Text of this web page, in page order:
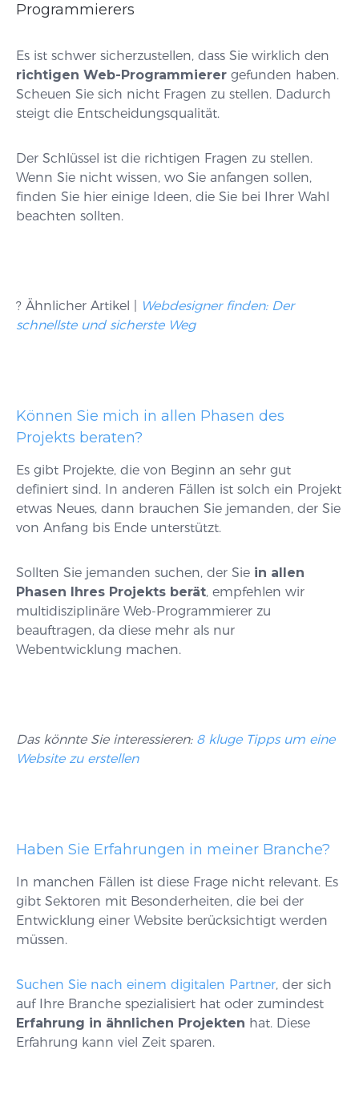
Programmierers
Es ist schwer sicherzustellen, dass Sie wirklich den
richtigen Web-Programmierer gefunden haben.
Scheuen Sie sich nicht Fragen zu stellen. Dadurch
steigt die Entscheidungsqualität.
Der Schlüssel ist die richtigen Fragen zu stellen.
Wenn Sie nicht wissen, wo Sie anfangen sollen,
finden Sie hier einige Ideen, die Sie bei Ihrer Wahl
beachten sollten.
? Ähnlicher Artikel |
Webdesigner finden: Der
schnellste und sicherste Weg
Können Sie mich in allen Phasen des
Projekts beraten?
Es gibt Projekte, die von Beginn an sehr gut
definiert sind. In anderen Fällen ist solch ein Projekt
etwas Neues, dann brauchen Sie jemanden, der Sie
von Anfang bis Ende unterstützt.
Sollten Sie jemanden suchen, der Sie in allen
Phasen Ihres Projekts berät, empfehlen wir
multidisziplinäre Web-Programmierer zu
beauftragen, da diese mehr als nur
Webentwicklung machen.
Das könnte Sie interessieren: 8 kluge Tipps um eine
Website zu erstellen
Haben Sie Erfahrungen in meiner Branche?
In manchen Fällen ist diese Frage nicht relevant. Es
gibt Sektoren mit Besonderheiten, die bei der
Entwicklung einer Website berücksichtigt werden
müssen.
Suchen Sie nach einem digitalen Partner, der sich
auf Ihre Branche spezialisiert hat oder zumindest
Erfahrung in ähnlichen Projekten hat. Diese
Erfahrung kann viel Zeit sparen.